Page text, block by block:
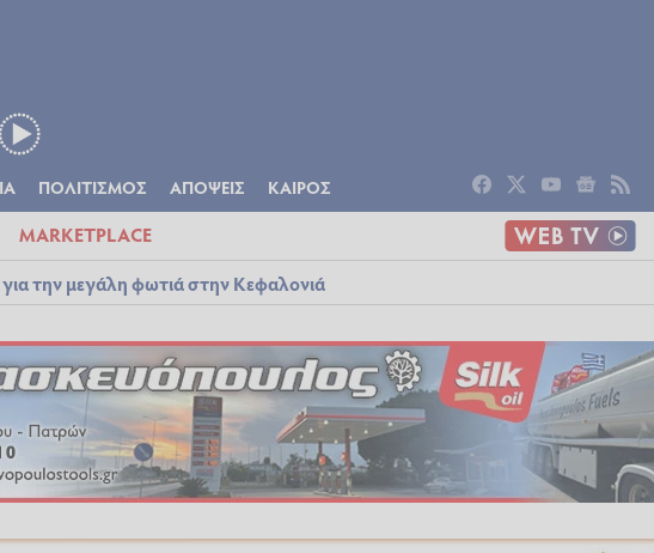
ΠΟΛΙΤΙΣΜΟΣ ΑΠΟΨΕΙΣ ΚΑΙΡΟΣ
MARKETPLACE
την μεγάλη φωτιά στην Κεφαλονιά